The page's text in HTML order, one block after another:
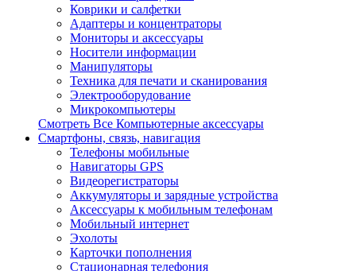
Коврики и салфетки
Адаптеры и концентраторы
Мониторы и аксессуары
Носители информации
Манипуляторы
Техника для печати и сканирования
Электрооборудование
Микрокомпьютеры
Смотреть Все Компьютерные аксессуары
Смартфоны, связь, навигация
Телефоны мобильные
Навигаторы GPS
Видеорегистраторы
Аккумуляторы и зарядные устройства
Аксессуары к мобильным телефонам
Мобильный интернет
Эхолоты
Карточки пополнения
Стационарная телефония